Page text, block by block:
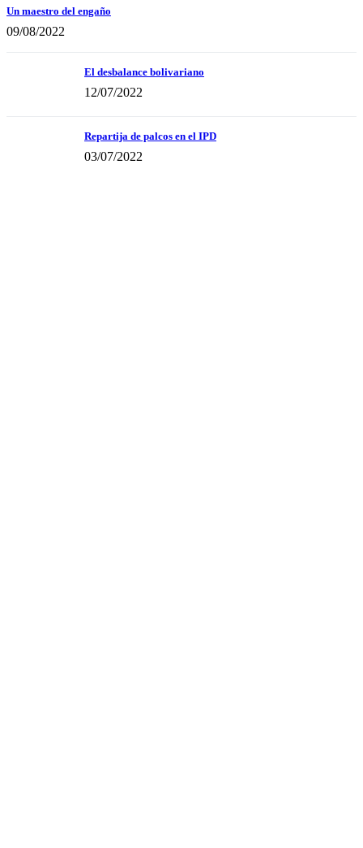
Un maestro del engaño
09/08/2022
El desbalance bolivariano
12/07/2022
Repartija de palcos en el IPD
03/07/2022